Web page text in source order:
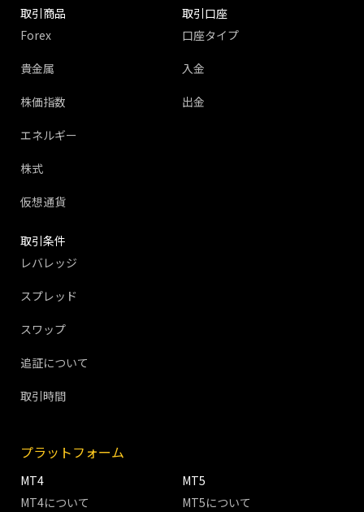
取引商品
Forex
貴金属
株価指数
エネルギー
株式
仮想通貨
取引口座
口座タイプ
入金
出金
取引条件
レバレッジ
スプレッド
スワップ
追証について
取引時間
プラットフォーム
MT4
MT4について
MT5
MT5について